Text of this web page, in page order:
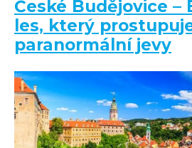
České Budějovice –
les, který
paranormální jevy